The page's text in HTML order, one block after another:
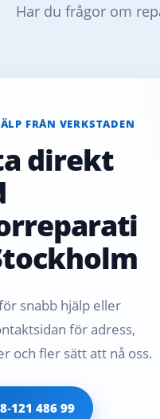
Har du frågor om
FRÅN VERKSTADEN
direkt
snabb hjälp eller
för adress,
och fler sätt att nå oss.
486 99